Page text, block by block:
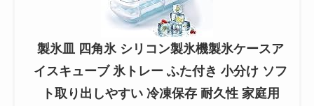
製氷皿 四角氷 シリコン製氷機製氷ケースア
イスキューブ 氷トレー ふた付き 小分け ソフ
ト取り出しやすい 冷凍保存 耐久性 家庭用